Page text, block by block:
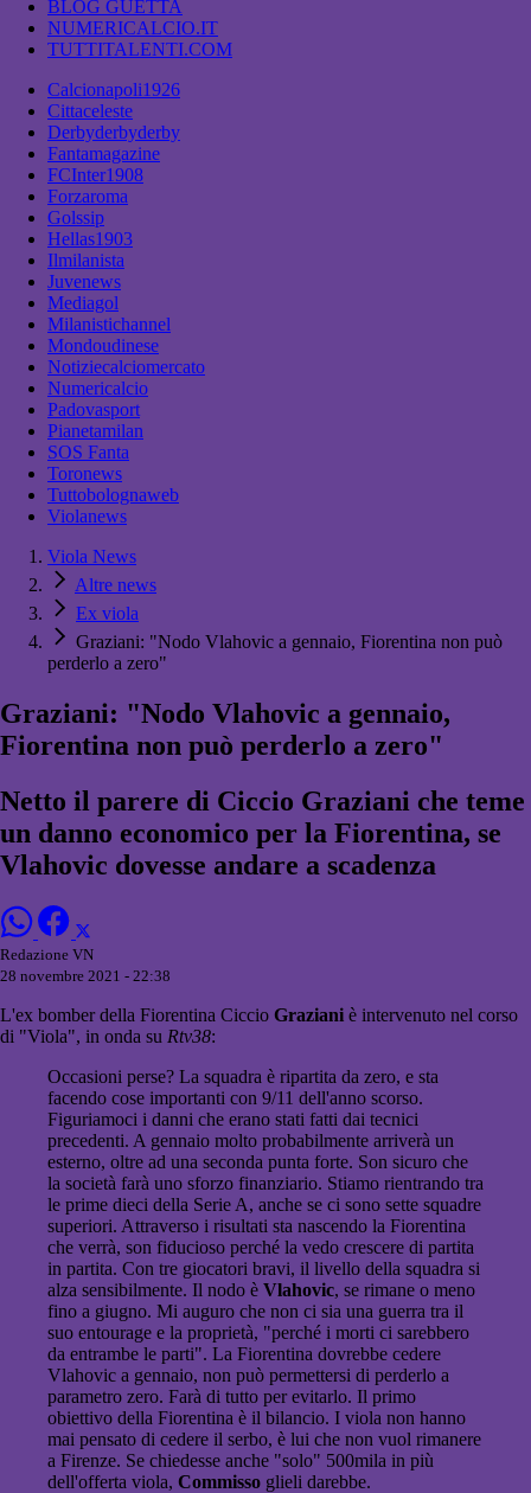
BLOG GUETTA
NUMERICALCIO.IT
TUTTITALENTI.COM
Calcionapoli1926
Cittaceleste
Derbyderbyderby
Fantamagazine
FCInter1908
Forzaroma
Golssip
Hellas1903
Ilmilanista
Juvenews
Mediagol
Milanistichannel
Mondoudinese
Notiziecalciomercato
Numericalcio
Padovasport
Pianetamilan
SOS Fanta
Toronews
Tuttobolognaweb
Violanews
Viola News
Altre news
Ex viola
Graziani: "Nodo Vlahovic a gennaio, Fiorentina non può
perderlo a zero"
Graziani: "Nodo Vlahovic a gennaio,
Fiorentina non può perderlo a zero"
Netto il parere di Ciccio Graziani che teme
un danno economico per la Fiorentina, se
Vlahovic dovesse andare a scadenza
Redazione VN
28 novembre 2021 - 22:38
L'ex bomber della Fiorentina Ciccio Graziani è intervenuto nel corso
di "Viola", in onda su Rtv38:
Occasioni perse? La squadra è ripartita da zero, e sta
facendo cose importanti con 9/11 dell'anno scorso.
Figuriamoci i danni che erano stati fatti dai tecnici
precedenti. A gennaio molto probabilmente arriverà un
esterno, oltre ad una seconda punta forte. Son sicuro che
la società farà uno sforzo finanziario. Stiamo rientrando tra
le prime dieci della Serie A, anche se ci sono sette squadre
superiori. Attraverso i risultati sta nascendo la Fiorentina
che verrà, son fiducioso perché la vedo crescere di partita
in partita. Con tre giocatori bravi, il livello della squadra si
alza sensibilmente. Il nodo è Vlahovic, se rimane o meno
fino a giugno. Mi auguro che non ci sia una guerra tra il
suo entourage e la proprietà, "perché i morti ci sarebbero
da entrambe le parti". La Fiorentina dovrebbe cedere
Vlahovic a gennaio, non può permettersi di perderlo a
parametro zero. Farà di tutto per evitarlo. Il primo
obiettivo della Fiorentina è il bilancio. I viola non hanno
mai pensato di cedere il serbo, è lui che non vuol rimanere
a Firenze. Se chiedesse anche "solo" 500mila in più
dell'offerta viola, Commisso glieli darebbe.